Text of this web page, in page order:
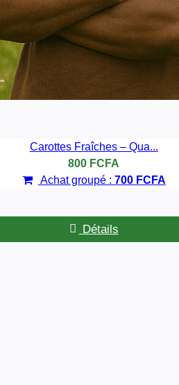
Carottes Fraîches – Qua...
800 FCFA
Achat groupé : 700 FCFA
Détails